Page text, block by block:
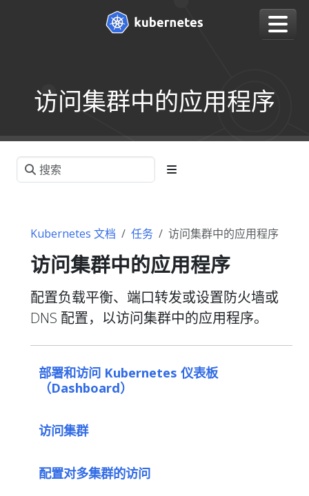
访问集群中的应用程序
Kubernetes 文档 任务 访问集群中的应用程序
访问集群中的应用程序
配置负载平衡、端口转发或设置防火墙或
DNS 配置，以访问集群中的应用程序。
部署和访问 Kubernetes 仪表板
（Dashboard）
访问集群
配置对多集群的访问